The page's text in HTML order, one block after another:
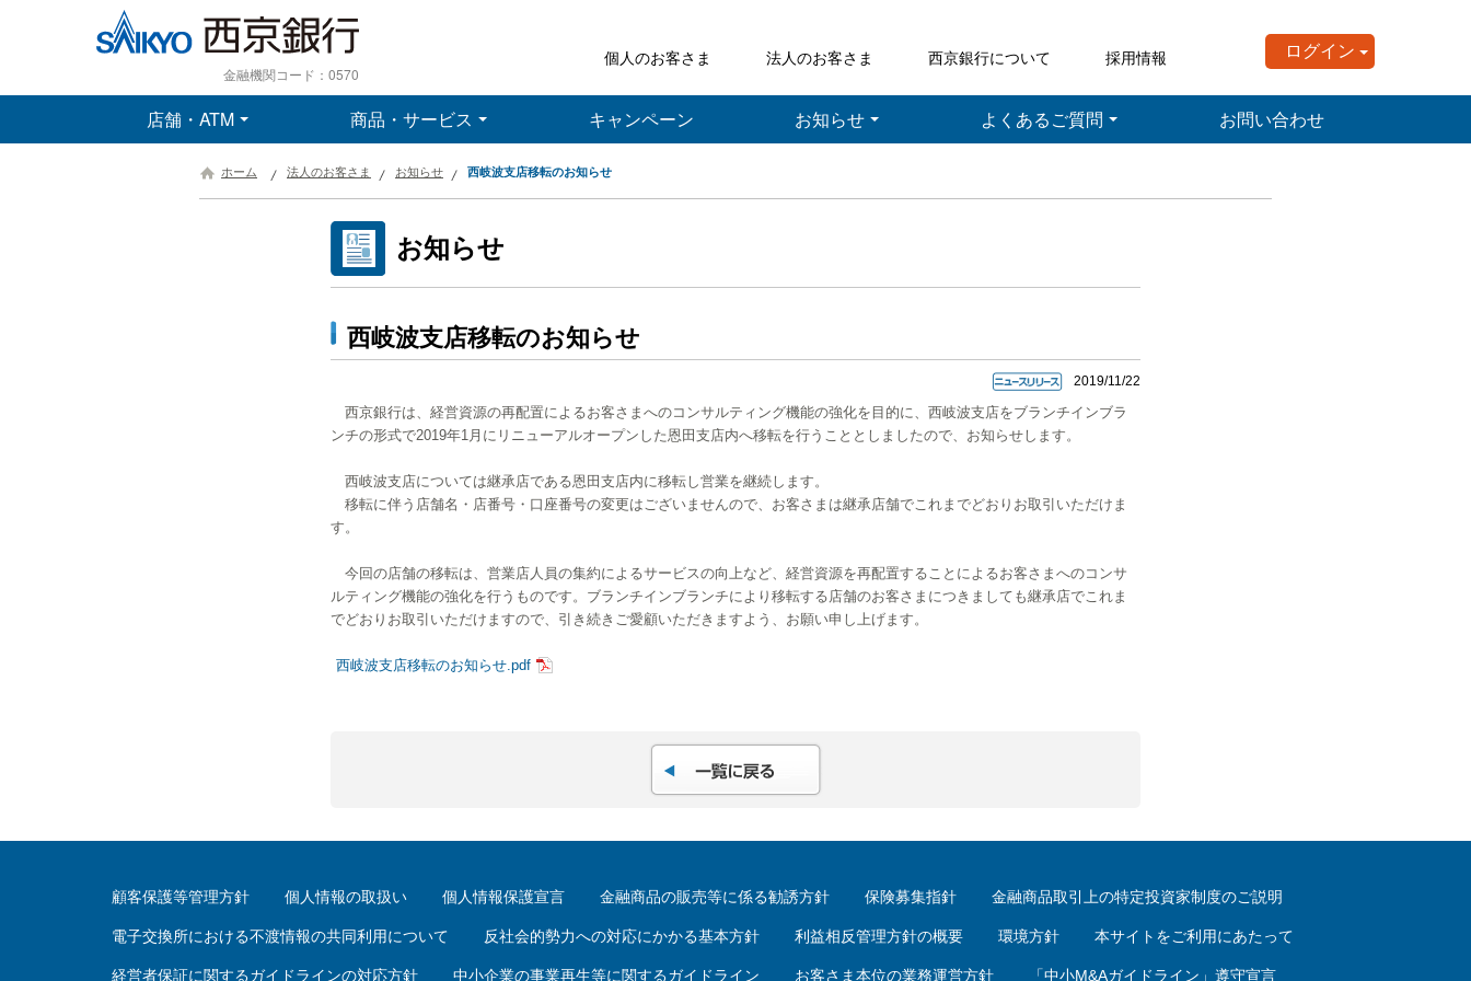
金融機関コード：0570
個人のお客さま 法人のお客さま 西京銀行について 採用情報 ログイン
店舗・ATM 商品・サービス キャンペーン お知らせ よくあるご質問 お問い合わせ
ホーム 法人のお客さま お知らせ 西岐波支店移転のお知らせ
お知らせ
西岐波支店移転のお知らせ
2019/11/22
西京銀行は、経営資源の再配置によるお客さまへのコンサルティング機能の強化を目的に、西岐波支店をブランチインブラ
ンチの形式で2019年1月にリニューアルオープンした恩田支店内へ移転を行うこととしましたので、お知らせします。
西岐波支店については継承店である恩田支店内に移転し営業を継続します。
移転に伴う店舗名・店番号・口座番号の変更はございませんので、お客さまは継承店舗でこれまでどおりお取引いただけま
す。
今回の店舗の移転は、営業店人員の集約によるサービスの向上など、経営資源を再配置することによるお客さまへのコンサ
ルティング機能の強化を行うものです。ブランチインブランチにより移転する店舗のお客さまにつきましても継承店でこれま
でどおりお取引いただけますので、引き続きご愛顧いただきますよう、お願い申し上げます。
西岐波支店移転のお知らせ.pdf
顧客保護等管理方針 個人情報の取扱い 個人情報保護宣言 金融商品の販売等に係る勧誘方針 保険募集指針 金融商品取引上の特定投資家制度のご説明
電子交換所における不渡情報の共同利用について 反社会的勢力への対応にかかる基本方針 利益相反管理方針の概要 環境方針 本サイトをご利用にあたって
経営者保証に関するガイドラインの対応方針 中小企業の事業再生等に関するガイドライン お客さま本位の業務運営方針 「中小M&Aガイドライン」遵守宣言